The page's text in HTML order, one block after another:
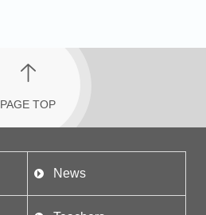
PAGE TOP
News